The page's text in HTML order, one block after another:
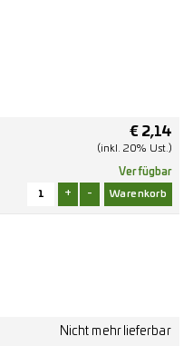
€2,14
(inkl. 20% Ust.)
Verfügbar
+ -